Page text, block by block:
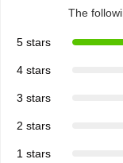
The
5 stars
4 stars
3 stars
2 stars
1 stars